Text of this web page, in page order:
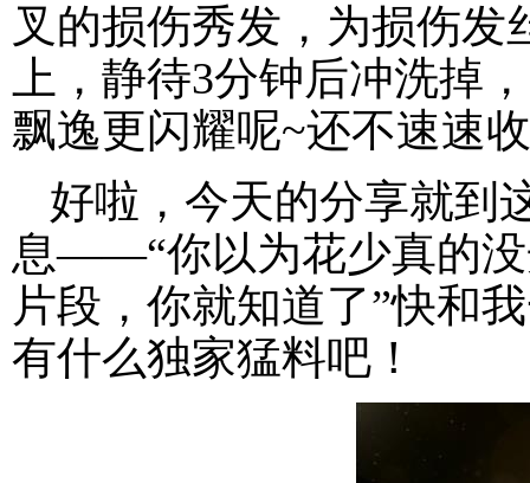
叉的损伤秀发，为损伤
上，静待3分钟后冲洗掉
飘逸更闪耀呢~还不速速
好啦，今天的分享就
息——“你以为花少真的没
片段，你就知道了”快和
有什么独家猛料吧！